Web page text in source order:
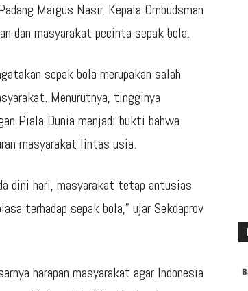
Maigus Nasir, Kepala Ombudsman
dan masyarakat pecinta sepak bola.
sepak bola merupakan salah
Menurutnya, tingginya
Piala Dunia menjadi bukti bahwa
masyarakat lintas usia.
dini hari, masyarakat tetap antusias
terhadap sepak bola,” ujar Sekdaprov
harapan masyarakat agar Indonesia